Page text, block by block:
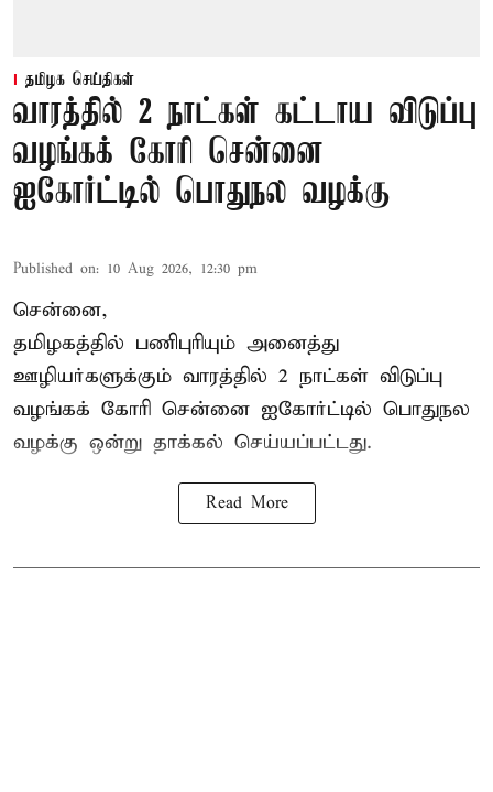
தமிழக செய்திகள்
வாரத்தில் 2 நாட்கள் கட்டாய விடுப்பு
வழங்கக் கோரி சென்னை
ஐகோர்ட்டில் பொதுநல வழக்கு
Published on: 10 Aug 2026, 12:30 pm
சென்னை,
தமிழகத்தில் பணிபுரியும் அனைத்து
ஊழியர்களுக்கும் வாரத்தில் 2 நாட்கள் விடுப்பு
வழங்கக் கோரி சென்னை ஐகோர்ட்டில் பொதுநல
வழக்கு ஒன்று தாக்கல் செய்யப்பட்டது.
Read More